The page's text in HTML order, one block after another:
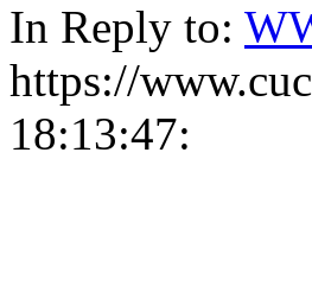
In Reply to:
https://
18:13:47: